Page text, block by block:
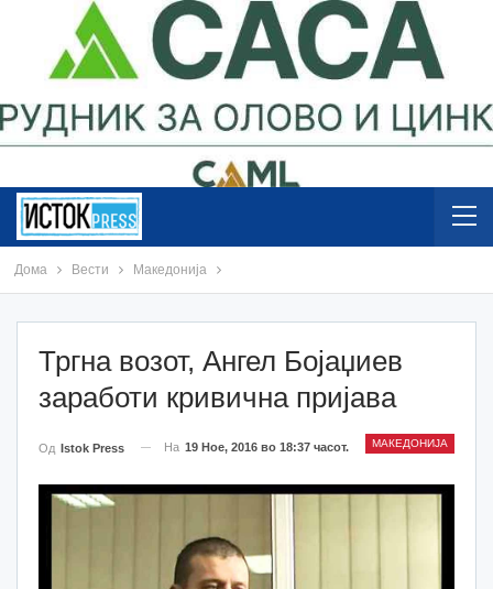
Дома Вести Македонија
Тргна возот, Ангел Бојаџиев
заработи кривична пријава
МАКЕДОНИЈА
Од Istok Press На 19 Ное, 2016 во 18:37 часот.